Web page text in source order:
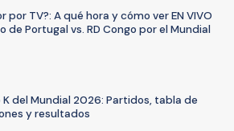
por TV?: A qué hora y cómo ver EN VIVO
de Portugal vs. RD Congo por el Mundial
K del Mundial 2026: Partidos, tabla de
y resultados